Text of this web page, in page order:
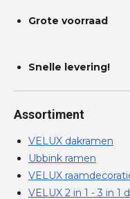
Grote voorraad
Snelle levering!
Assortiment
VELUX dakramen
Ubbink ramen
VELUX
VELUX 2 in 1 - 3 in 1